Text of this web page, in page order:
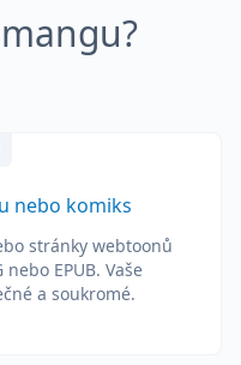
nebo komiks
stránky webtoonů
nebo EPUB. Vaše
a soukromé.